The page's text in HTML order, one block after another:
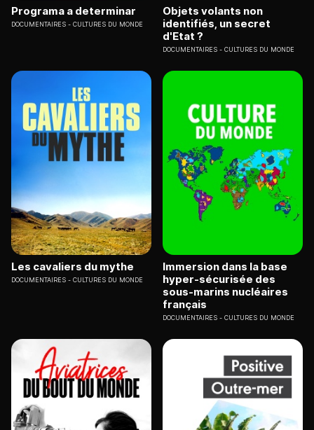
Programa a determinar
DOCUMENTAIRES CULTURES DU MONDE
Objets volants non
identifiés, un secret
d'Etat ?
DOCUMENTAIRES CULTURES DU MONDE
Les cavaliers du mythe
DOCUMENTAIRES CULTURES DU MONDE
Immersion dans la base
hyper-sécurisée des
sous-marins nucléaires
français
DOCUMENTAIRES CULTURES DU MONDE